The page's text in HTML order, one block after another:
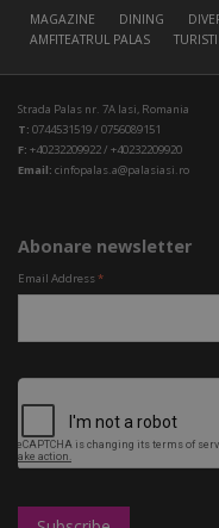
MAGAZINE DINING
AMFITEATRUL PALAS
TURISTI
Strada Palas nr. 7A Iasi, Romania
T: 0744531519 / 0756089151
F: +40232209922 / +40232209920
Email: cinfopalas.a@palasiasi.ro
Abonare newsletter
Email Address*